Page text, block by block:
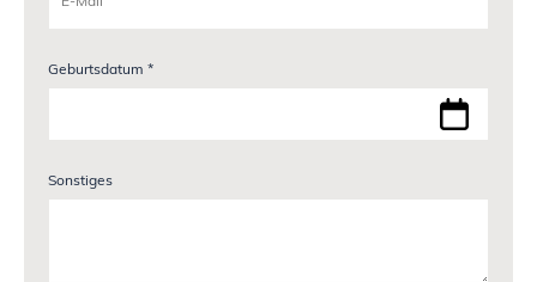
Geburtsdatum *
Sonstiges